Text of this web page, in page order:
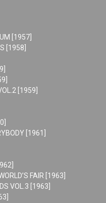
[1957]
[1958]
[1959]
[1961]
FAIR [1963]
VOL.3 [1963]